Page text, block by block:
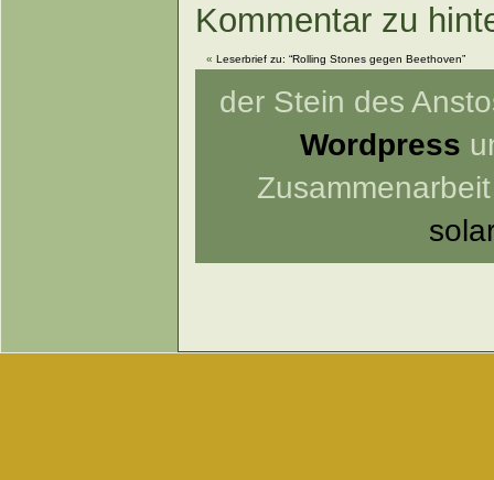
Kommentar zu
« Leserbrief zu: “Rolling Stones gegen Beethoven”
der Stein des
Wordpress